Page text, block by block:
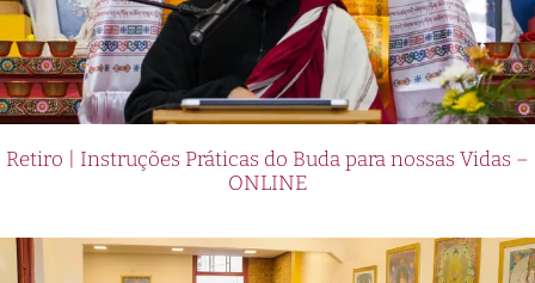
Retiro | Instruções Práticas do Buda para nossas Vidas –
ONLINE